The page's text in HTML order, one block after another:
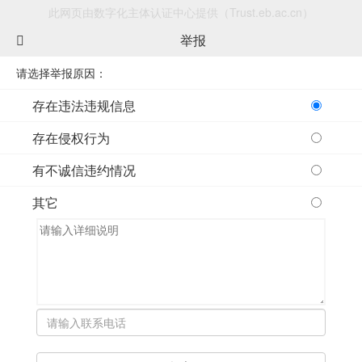
此网页由数字化主体认证中心提供（Trust.eb.ac.cn）
举报
请选择举报原因：
存在违法违规信息
存在侵权行为
有不诚信违约情况
其它